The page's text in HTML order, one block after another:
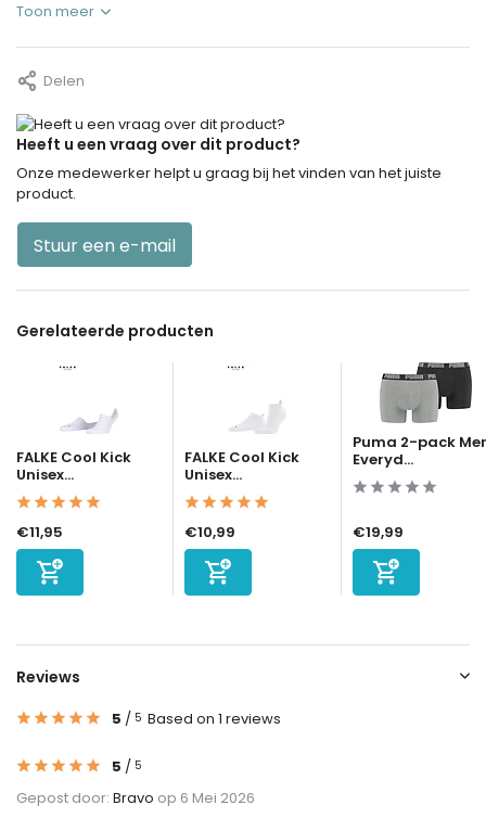
Toon meer
Delen
Heeft u een vraag over dit product?
Onze medewerker helpt u graag bij het vinden van het juiste
product.
Stuur een e-mail
Gerelateerde producten
FALKE Cool Kick
Unisex...
€11,95
FALKE Cool Kick
Unisex...
€10,99
Puma 2-pack
Everyd...
€19,99
Reviews
5 / 5 Based on 1 reviews
5 / 5
Gepost door: Bravo op 6 Mei 2026